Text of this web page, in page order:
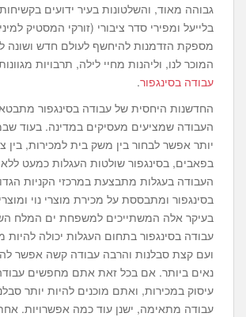
גבוהה מאוד, והשלטונות בעיר ידועים
בלייעל ומפירי סדר ציבורי (זורקי המסטיק
מספקת הזדמנות להיחשף לעולם חדש ושונה
המוכר לנו, וליהנות מחיי לילה, תרבויות
עבודה בסינגפור.
החדשנות היחסית של עבודה בסינגפור
העבודה שמציעים מעסיקים במדינה. בעוד
יותר אפשר לבחור בין משק בית למכירות, בין
בפאבים, בסינגפור שולטות העגלות כמעט
העבודה בעגלות מתבצעת במרכזי הקניות
בסינגפור ומתבססת על מכירת מוצרי נוי
בעיקר אלה המשתייכים למשפחת ים המלח
עבודה בסינגפור בתחום העגלות יכולה
ועם קצת סבלנות והרבה עבודה קשה אפשר
נאים ביותר. אם בכל זאת אתם מחפשים
עיסוק במכירות, ואתם מוכנים להיות יותר
עבודה מתאימה, ישנן עוד כמה אפשרויות.